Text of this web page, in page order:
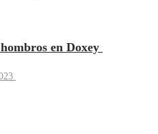
en Doxey